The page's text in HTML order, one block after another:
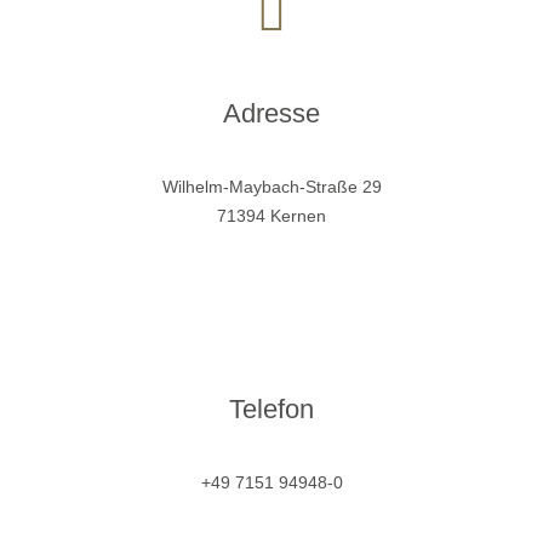
Adresse
Wilhelm-Maybach-Straße 29
71394 Kernen
Telefon
+49 7151 94948-0